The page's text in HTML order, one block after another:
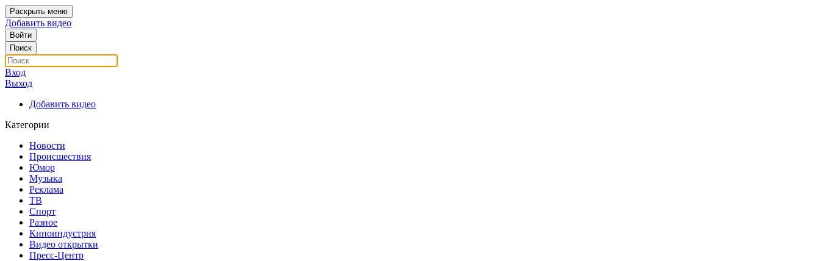
Раскрыть меню
Добавить видео
Войти
Поиск
Вход
Выход
Добавить видео
Категории
Новости
Происшествия
Юмор
Музыка
Реклама
ТВ
Спорт
Разное
Киноиндустрия
Видео открытки
Пресс-Центр